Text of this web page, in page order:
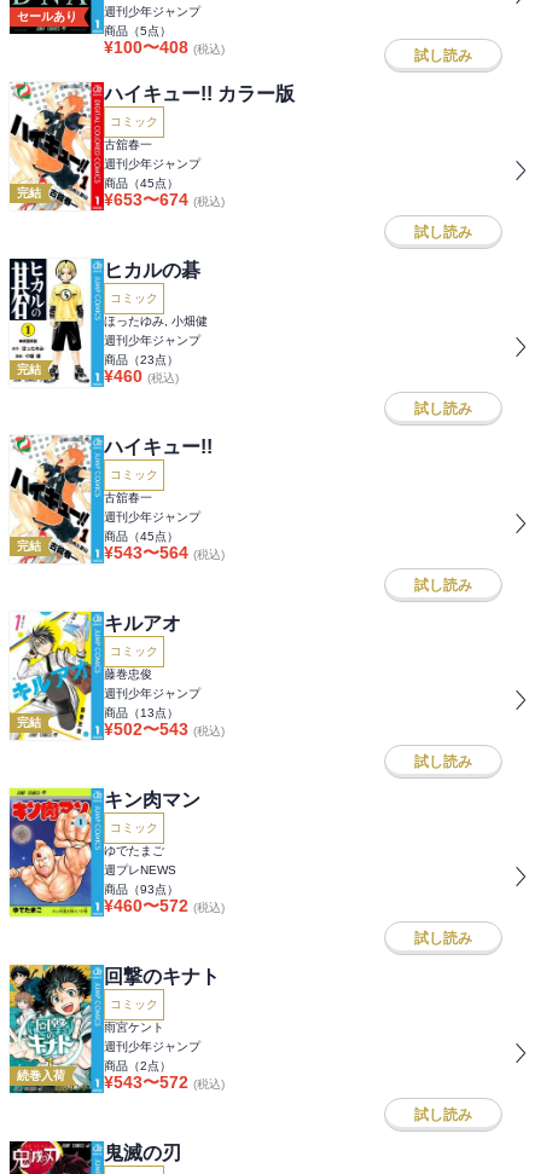
セールあり
週刊少年ジャンプ
商品（5点）
¥100〜408 (税込) 試し読み
完結
ハイキュー!! カラー版
コミック
古舘春一
週刊少年ジャンプ
商品（45点）
¥653〜674 (税込)
試し読み
完結
ヒカルの碁
コミック
ほったゆみ, 小畑健
週刊少年ジャンプ
商品（23点）
¥460 (税込)
試し読み
完結
ハイキュー!!
コミック
古舘春一
週刊少年ジャンプ
商品（45点）
¥543〜564 (税込)
試し読み
完結
キルアオ
コミック
藤巻忠俊
週刊少年ジャンプ
商品（13点）
¥502〜543 (税込)
試し読み
キン肉マン
コミック
ゆでたまご
週プレNEWS
商品（93点）
¥460〜572 (税込)
試し読み
続巻入荷
回撃のキナト
コミック
雨宮ケント
週刊少年ジャンプ
商品（2点）
¥543〜572 (税込)
試し読み
鬼滅の刃